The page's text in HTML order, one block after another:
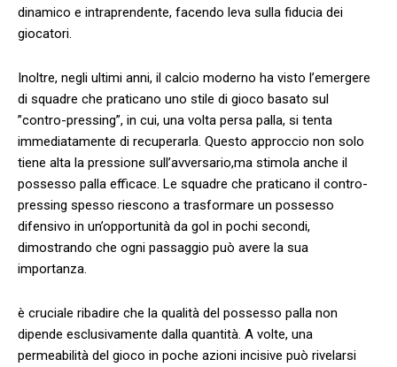
dinamico e⁢ intraprendente, facendo leva⁤ sulla⁤ fiducia dei
giocatori.
Inoltre, ⁣negli ultimi anni,⁢ il calcio moderno ‌ha​ visto l’emergere
di squadre che praticano uno‌ stile ⁣di gioco basato sul
‌”contro-pressing”, in cui, una⁤ volta‌ persa palla, si‌ tenta
immediatamente di recuperarla. ‍Questo⁤ approccio non ‌solo
tiene alta la⁢ pressione sull’avversario,ma ​stimola anche il⁢
possesso palla efficace.⁣ Le squadre⁣ che⁤ praticano ‌il contro-
pressing spesso⁣ riescono a trasformare un possesso
difensivo in un’opportunità⁤ da gol in pochi secondi,
dimostrando ⁤che ogni passaggio può avere ⁢la sua
importanza.
è​ cruciale ribadire ⁤che la qualità del possesso ‍palla non
dipende esclusivamente⁤ dalla quantità. A ⁤volte, una
permeabilità del‌ gioco⁤ in poche azioni incisive può rivelarsi⁣